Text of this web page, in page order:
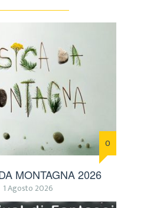
0
MONTAGNA 2026
1 Agosto 2026